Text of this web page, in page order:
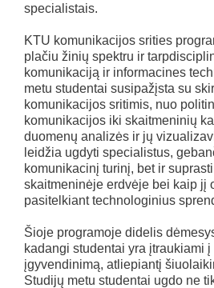
specialistais.
KTU komunikacijos srities
plačiu žinių spektru ir
komunikaciją ir informacines
metu studentai susipažįsta su
komunikacijos sritimis, nuo
komunikacijos iki skaitmeninių
duomenų analizės ir jų
leidžia ugdyti specialistus,
komunikacinį turinį, bet ir
skaitmeninėje erdvėje bei kaip jį
pasitelkiant technologinius
Šioje programoje didelis
kadangi studentai yra įtraukiami
įgyvendinimą, atliepiantį
Studijų metu studentai ugdo ne